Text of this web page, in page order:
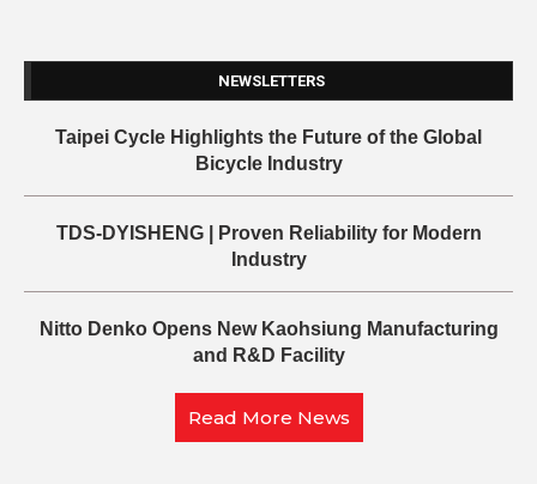
NEWSLETTERS
Taipei Cycle Highlights the Future of the Global
Bicycle Industry
TDS-DYISHENG | Proven Reliability for Modern
Industry
Nitto Denko Opens New Kaohsiung Manufacturing
and R&D Facility
Read More News